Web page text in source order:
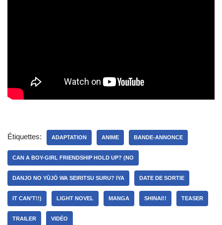
Étiquettes: ADAPTATION ANIME BANDE-ANNONCE
CAN A BOY-GIRL FRIENDSHIP HOLD UP? (NO
DANJO NO YŪJŌ WA SEIRITSU SURU? IYA DATE DE SORTIE
IT CAN’T!!) LIGHT NOVEL MANGA SHINAI!! TEASER
TRAILER VIDÉO